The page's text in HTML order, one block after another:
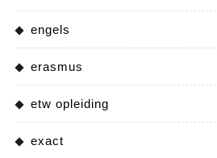
engels
erasmus
etw opleiding
exact